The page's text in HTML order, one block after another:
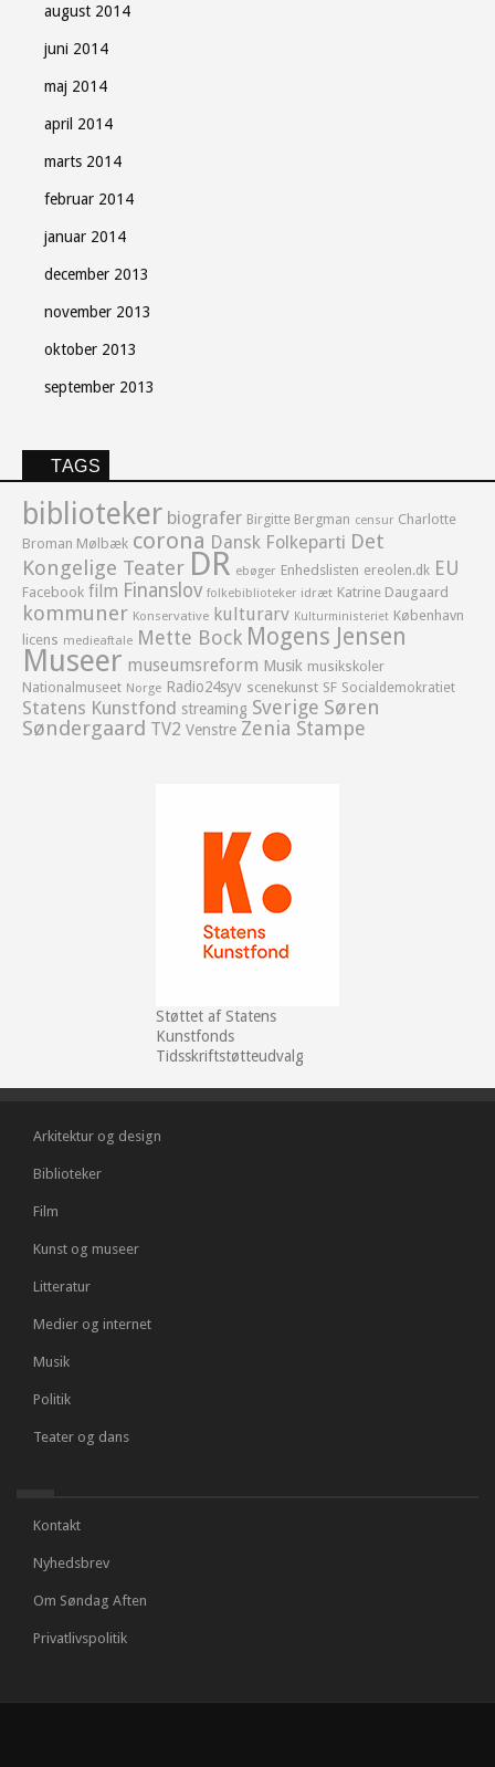
august 2014
juni 2014
maj 2014
april 2014
marts 2014
februar 2014
januar 2014
december 2013
november 2013
oktober 2013
september 2013
TAGS
biblioteker biografer Birgitte Bergman censur Charlotte
Broman Mølbæk corona Dansk Folkeparti Det
Kongelige Teater DR ebøger Enhedslisten ereolen.dk EU
Facebook film Finanslov folkebiblioteker idræt Katrine Daugaard
kommuner Konservative kulturarv Kulturministeriet København
licens medieaftale Mette Bock Mogens Jensen
Museer museumsreform Musik musikskoler
Nationalmuseet Norge Radio24syv scenekunst SF Socialdemokratiet
Statens Kunstfond streaming Sverige Søren
Søndergaard TV2 Venstre Zenia Stampe
Støttet af Statens
Kunstfonds
Tidsskriftstøtteudvalg
Arkitektur og design
Biblioteker
Film
Kunst og museer
Litteratur
Medier og internet
Musik
Politik
Teater og dans
Kontakt
Nyhedsbrev
Om Søndag Aften
Privatlivspolitik